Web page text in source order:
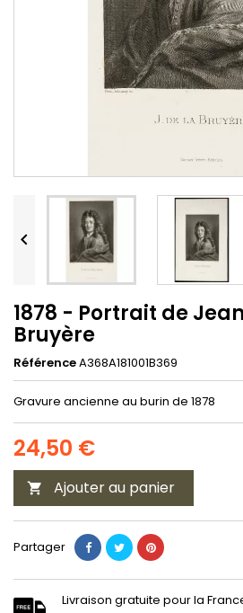

1878 - Portrait de
Bruyère
RéférenceA368A181001B369
Gravure ancienne au burin de 1878
24,50 €
 Ajouter au panier
Partager
Livraison gratuite pour la